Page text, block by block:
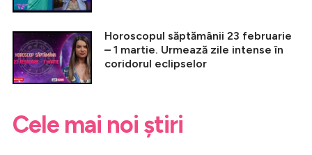
Horoscopul săptămânii 23 februarie
– 1 martie. Urmează zile intense în
coridorul eclipselor
Cele mai noi știri